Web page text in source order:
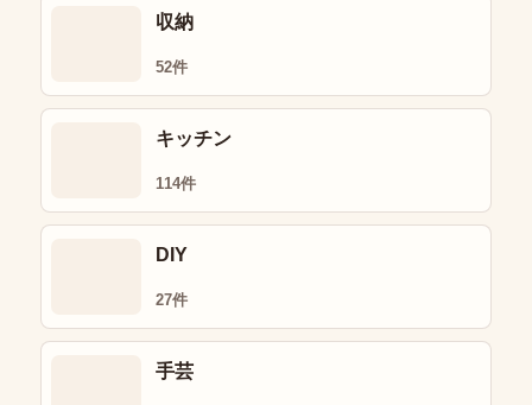
収納
52件
キッチン
114件
DIY
27件
手芸